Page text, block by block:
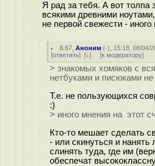
Я рад за тебя. А вот толпа
всякими древними
не первой свежести - иного
6.67 ,Аноним (-), 15:18, 08/04/
[ответить] [↓] [к модератору]
> знакомых хомяков с
нетбуками и писюками
Т.е. не пользующихся
:)
> иного мнения на этот
Кто-то мешает сделать
- или скинуться и нанять
слинять туда, где им
обеспечат